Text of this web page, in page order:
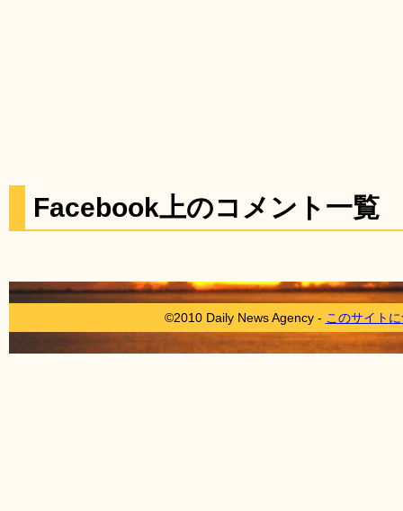
Facebook上のコメント一覧
©2010 Daily News Agency - このサイト